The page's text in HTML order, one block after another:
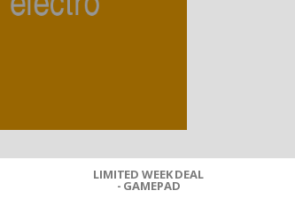
LIMITED WEEK DEAL
- GAMEPAD